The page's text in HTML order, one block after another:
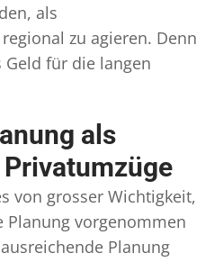
als
zu agieren. Denn
Geld für die langen
als
von grosser Wichtigkeit,
Planung vorgenommen
Planung